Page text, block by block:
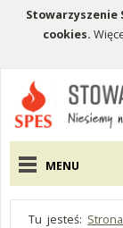
Stowarzyszenie
cookies.
Menu
Menu główne
MENU
Tu jesteś: